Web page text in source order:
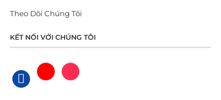
Theo Dõi Chúng Tôi
KẾT NỐI VỚI CHÚNG TÔI